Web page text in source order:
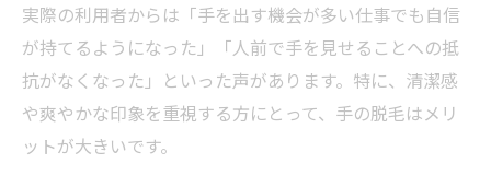
実際の利用者からは「手を出す機会が多い仕事でも自信
が持てるようになった」「人前で手を見せることへの抵
抗がなくなった」といった声があります。特に、清潔感
や爽やかな印象を重視する方にとって、手の脱毛はメリ
ットが大きいです。